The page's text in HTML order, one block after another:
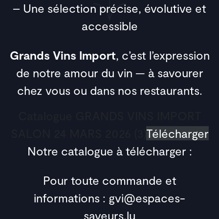
– Une sélection précise, évolutive et
accessible
Grands Vins Import, c’est l’expression
de notre amour du vin — à savourer
chez vous ou dans nos restaurants.
Télécharger
Notre catalogue à télécharger :
Pour toute commande et
informations : gvi@espaces-
saveurs.lu